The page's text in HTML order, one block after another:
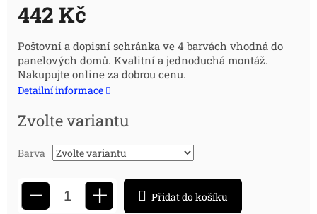
442 Kč
Měrná
cena:
Poštovní a dopisní schránka ve 4 barvách vhodná do
panelových domů. Kvalitní a jednoduchá montáž.
Nakupujte online za dobrou cenu.
Detailní informace
Zvolte variantu
Barva
− + Přidat do košíku